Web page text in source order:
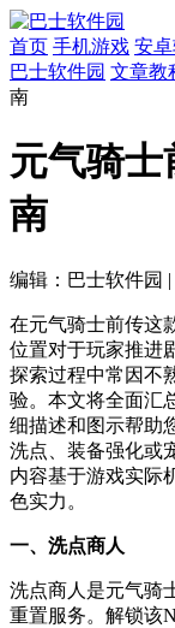
首页 手机游戏 安
巴士软件园 文章教
南
元气骑
南
编辑：巴士软件园 |
在元气骑士前传这
位置对于玩家推进
探索过程中常因不
验。本文将全面汇
细描述和图示帮助
洗点、装备强化或
内容基于游戏实际
色实力。
一、洗点商人
洗点商人是元气骑
重置服务。解锁该